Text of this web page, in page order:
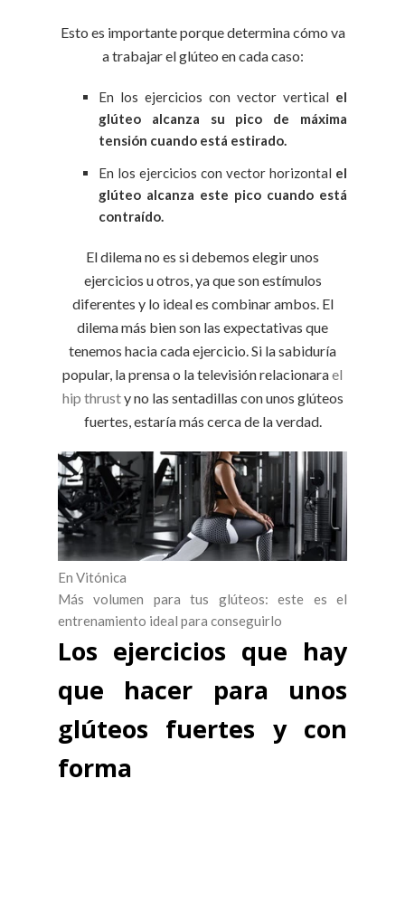
Esto es importante porque determina cómo va
a trabajar el glúteo en cada caso:
En los ejercicios con vector vertical el
glúteo alcanza su pico de máxima
tensión cuando está estirado.
En los ejercicios con vector horizontal el
glúteo alcanza este pico cuando está
contraído.
El dilema no es si debemos elegir unos
ejercicios u otros, ya que son estímulos
diferentes y lo ideal es combinar ambos. El
dilema más bien son las expectativas que
tenemos hacia cada ejercicio. Si la sabiduría
popular, la prensa o la televisión relacionarael
hip thrusty no las sentadillas con unos glúteos
fuertes, estaría más cerca de la verdad.
En Vitónica
Más volumen para tus glúteos: este es el
entrenamiento ideal para conseguirlo
Los ejercicios que hay
que hacer para unos
glúteos fuertes y con
forma